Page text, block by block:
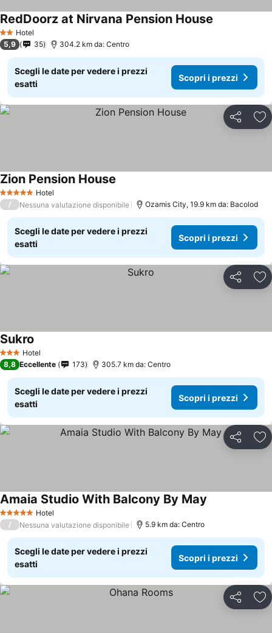
2 StelleHotel
RedDoorz at Nirvana Pension House
5,9 35 304.2 km da: Centro
Scegli le date per vedere i prezzi
esatti
Scopri i prezzi
Condividi
5 Stelle Hotel
Zion Pension House
/ Nessuna valutazione disponibile Ozamis City, 19.9 km da: Bacolod
Scegli le date per vedere i prezzi
esatti
Scopri i prezzi
Condividi
3 StelleHotel
Sukro
8,8 Eccellente 173 305.7 km da: Centro
Scegli le date per vedere i prezzi
esatti
Scopri i prezzi
Condividi
5 Stelle Hotel
Amaia Studio With Balcony By May
/ Nessuna valutazione disponibile 5.9 km da: Centro
Scegli le date per vedere i prezzi
esatti
Scopri i prezzi
Condividi